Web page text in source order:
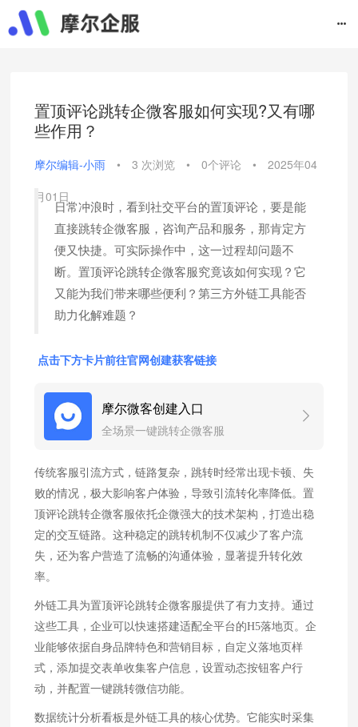
置顶评论跳转企微客服如何实现?又有哪
些作用？
摩尔编辑-小雨 • 3 次浏览 • 0个评论 •
2025年04
月01日
日常冲浪时，看到社交平台的置顶评论，要是能
直接跳转企微客服，咨询产品和服务，那肯定方
便又快捷。可实际操作中，这一过程却问题不
断。置顶评论跳转企微客服究竟该如何实现？它
又能为我们带来哪些便利？第三方外链工具能否
助力化解难题？
点击下方卡片前往官网创建获客链接
摩尔微客创建入口
全场景一键跳转企微客服
传统客服引流方式，链路复杂，跳转时经常出现卡顿、失
败的情况，极大影响客户体验，导致引流转化率降低。置
顶评论跳转企微客服依托企微强大的技术架构，打造出稳
定的交互链路。这种稳定的跳转机制不仅减少了客户流
失，还为客户营造了流畅的沟通体验，显著提升转化效
率。
外链工具为置顶评论跳转企微客服提供了有力支持。通过
这些工具，企业可以快速搭建适配全平台的H5落地页。企
业能够依据自身品牌特色和营销目标，自定义落地页样
式，添加提交表单收集客户信息，设置动态按钮客户行
动，并配置一键跳转微信功能。
数据统计分析看板是外链工具的核心优势。它能实时采集